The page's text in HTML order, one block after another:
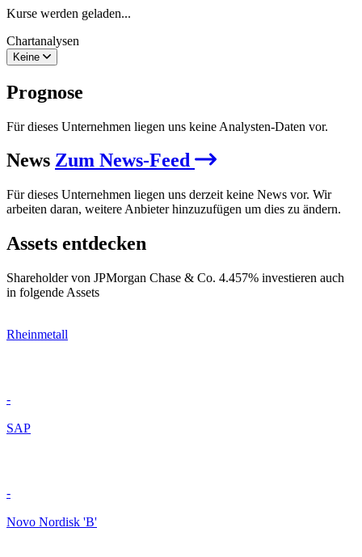
Kurse werden geladen...
Chartanalysen
Keine
Prognose
Für dieses Unternehmen liegen uns keine Analysten-Daten vor.
News Zum News-Feed
Für dieses Unternehmen liegen uns derzeit keine News vor. Wir
arbeiten daran, weitere Anbieter hinzuzufügen um dies zu ändern.
Assets entdecken
Shareholder von JPMorgan Chase & Co. 4.457% investieren auch
in folgende Assets
Rheinmetall
-
SAP
-
Novo Nordisk 'B'